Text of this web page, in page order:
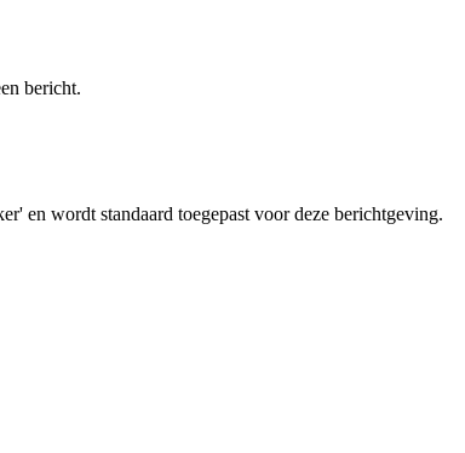
bericht.
en wordt standaard toegepast voor deze berichtgeving.